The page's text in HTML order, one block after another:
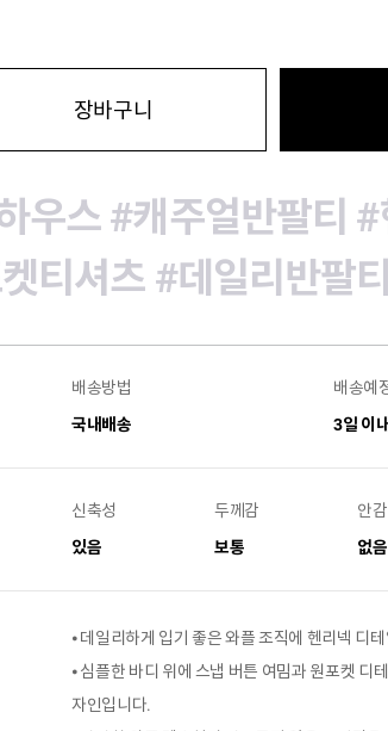
장바구니
우스#캐주얼반팔티 #
티셔츠 #데일리반팔티
배송방법
국내배송
배송예
3일 이
신축성
있음
두께감
보통
안감
없음
⦁ 데일리하게 입기 좋은 와플 조직에 헨리넥 디
⦁ 심플한 바디 위에 스냅 버튼 여밈과 원포켓 디
자인입니다.